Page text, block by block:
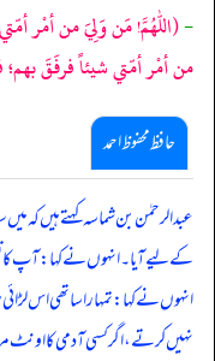
-(اللهمّ! مَن وَلِيَ من أمْر
من أمْر أمّتي شيئاً فرفَقَ
حافظ محفوظ احمد
عبدالرحمٰن بن شماسہ کہتے ہیں کہ
کے لیے آیا۔ انہوں نے کہا: آپ
انہوں نے کہا: تمہارا ساتھی اس
نہیں کرتے، اگر کسی آدمی کا اونٹ